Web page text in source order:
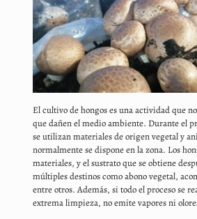
El cultivo de hongos es una actividad que
que dañen el medio ambiente. Durante el
se utilizan materiales de origen vegetal y
normalmente se dispone en la zona. Los
materiales, y el sustrato que se obtiene
múltiples destinos como abono vegetal,
entre otros. Además, si todo el proceso se
extrema limpieza, no emite vapores ni